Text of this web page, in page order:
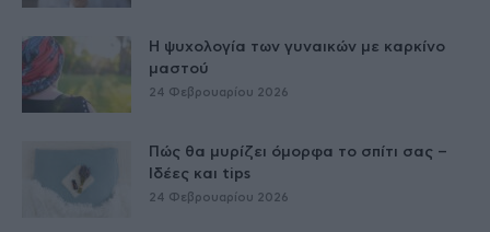
Η ψυχολογία των γυναικών με καρκίνο
μαστού
24 Φεβρουαρίου 2026
Πώς θα μυρίζει όμορφα το σπίτι σας –
Ιδέες και tips
24 Φεβρουαρίου 2026